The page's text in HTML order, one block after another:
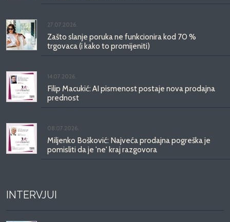
27.07.2026.
Zašto slanje poruka ne funkcionira kod 70 %
trgovaca (i kako to promijeniti)
14.07.2026.
Filip Macukić: AI pismenost postaje nova prodajna
prednost
08.07.2026.
Miljenko Bošković: Najveća prodajna pogreška je
pomisliti da je 'ne' kraj razgovora
INTERVJUI